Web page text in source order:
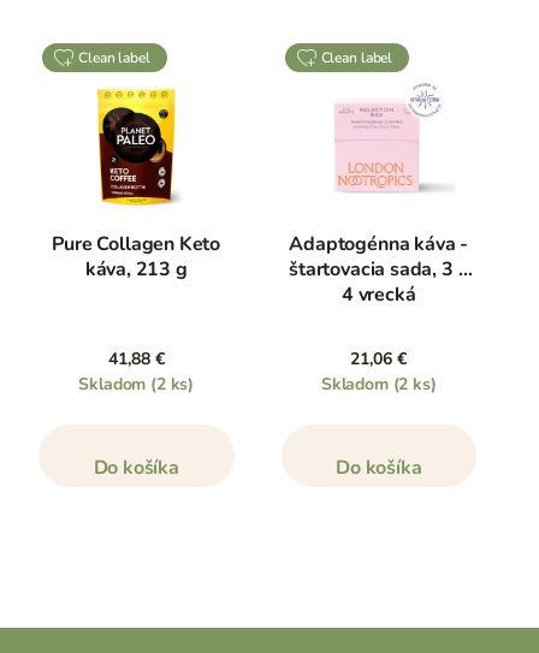
clean label
Pure Collagen Keto
káva, 213 g
41,88 €
Skladom (2 ks)
Do košíka
clean label
Adaptogénna káva -
štartovacia sada, 3 x
4 vrecká
21,06 €
Skladom (2 ks)
Do košíka